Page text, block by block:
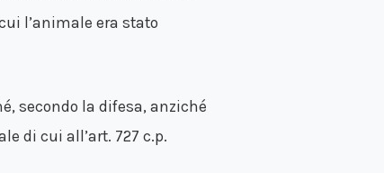
l’animale era stato
secondo la difesa, anziché
di cui all’art. 727 c.p.